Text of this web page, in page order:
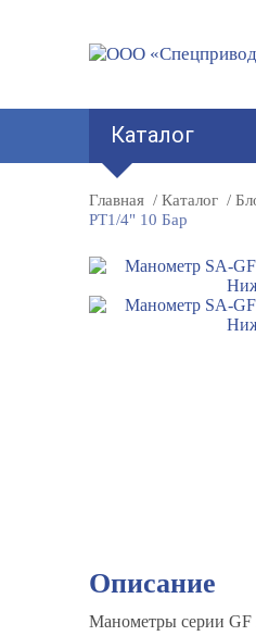
Каталог
Главная Каталог
PT1/4" 10 Бар
Описание
Манометры серии GF